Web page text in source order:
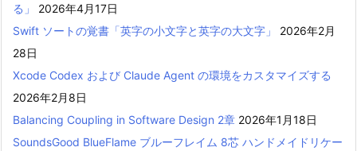
る」
2026年4月17日
Swift ソートの覚書「英字の小文字と英字の大文字」
2026年2月
28日
Xcode Codex および Claude Agent の環境をカスタマイズする
2026年2月8日
Balancing Coupling in Software Design 2章 2026年1月18日
SoundsGood BlueFlame ブルーフレイム 8芯 ハンドメイドリケー